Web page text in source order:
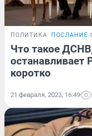
ПОЛИТИКА ПОСЛАНИЕ
Что такое
останавливает
коротко
21 февраля, 2023, 16:49